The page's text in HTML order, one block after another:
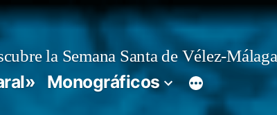
la Semana Santa de Vélez-Málaga
Monográficos